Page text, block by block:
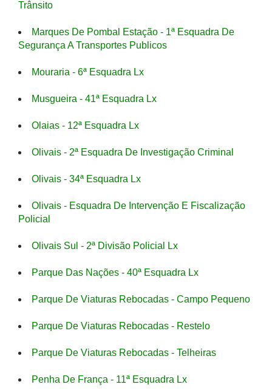
Trânsito
Marques De Pombal Estação - 1ª Esquadra De
Segurança A Transportes Publicos
Mouraria - 6ª Esquadra Lx
Musgueira - 41ª Esquadra Lx
Olaias - 12ª Esquadra Lx
Olivais - 2ª Esquadra De Investigação Criminal
Olivais - 34ª Esquadra Lx
Olivais - Esquadra De Intervenção E Fiscalização
Policial
Olivais Sul - 2ª Divisão Policial Lx
Parque Das Nações - 40ª Esquadra Lx
Parque De Viaturas Rebocadas - Campo Pequeno
Parque De Viaturas Rebocadas - Restelo
Parque De Viaturas Rebocadas - Telheiras
Penha De França - 11ª Esquadra Lx